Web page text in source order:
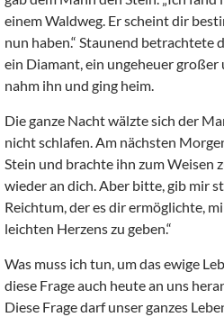
einem Waldweg. Er scheint dir
nun haben.“ Staunend betrachtete
ein Diamant, ein ungeheuer
nahm ihn und ging heim.
Die ganze Nacht wälzte sich der
nicht schlafen. Am nächsten
Stein und brachte ihn zum Weisen
wieder an dich. Aber bitte, gib mir
Reichtum, der es dir ermöglichte,
leichten Herzens zu geben.“
Was muss ich tun, um das ewige
diese Frage auch heute an uns
Diese Frage darf unser ganzes